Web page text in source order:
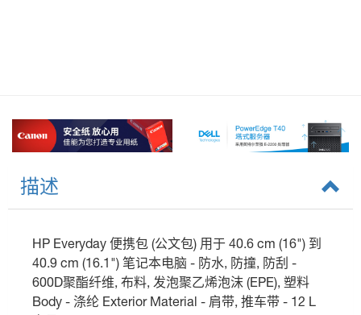
描述
HP Everyday 便携包 (公文包) 用于 40.6 cm (16") 到
40.9 cm (16.1") 笔记本电脑 - 防水, 防撞, 防刮 -
600D聚酯纤维, 布料, 发泡聚乙烯泡沫 (EPE), 塑料
Body - 涤纶 Exterior Material - 肩带, 推车带 - 12 L